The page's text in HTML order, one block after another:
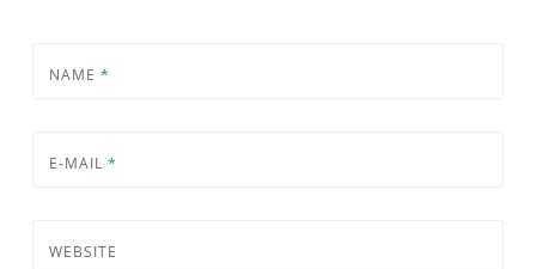
NAME *
E-MAIL *
WEBSITE